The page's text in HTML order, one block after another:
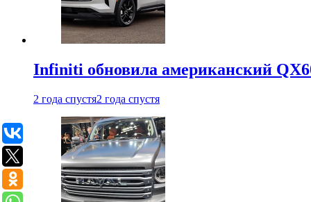
Infiniti обновила американский
2 года спустя2 года спустя